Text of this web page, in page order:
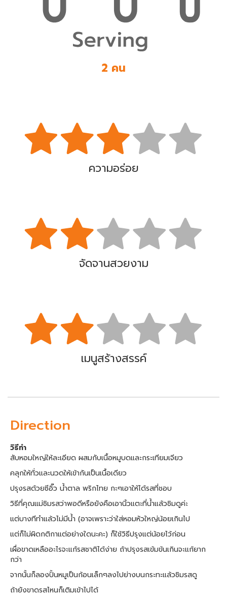
2 คน
ความอร่อย
จัดจานสวยงาม
เมนูสร้างสรรค์
Direction
วิธีทำ
สับหอมใหญ่ให้ละเอียด ผสมกับเนื้อหมูบดและกระเทียมเจียว
คลุกให้ทั่วและนวดให้เข้ากันเป็นเนื้อเดียว
ปรุงรสด้วยซีอิ๊ว น้ำตาล พริกไทย กะๆเอาให้ได้รสที่ชอบ
วิธีที่คุณแม่ชิมรสว่าพอดีหรือยังคือเอานิ้วแตะที่น้ำแล้วชิมดูค่ะ
แต่บางทีทำแล้วไม่มีน้ำ (อาจเพราะว่าใส่หอมหัวใหญ่น้อยเกินไป
แต่ก็ไม่ผิดกติกาแต่อย่างใดนะคะ) ก็ใช้วิธีปรุงแต่น้อยไว้ก่อน
เผื่อขาดเหลืออะไรจะแก้รสชาติได้ง่าย ถ้าปรุงรสเข้มข้นเกินจะแก้ยาก
กว่า
จากนั้นก็ลองปั้นหมูเป็นก้อนเล็กๆลงไปย่างบนกระทะแล้วชิมรสดู
ถ้ายังขาดรสไหนก็เติมเข้าไปได้